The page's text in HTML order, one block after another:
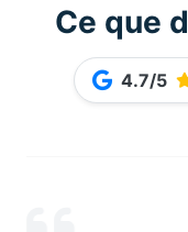
Ce que
4.7/5